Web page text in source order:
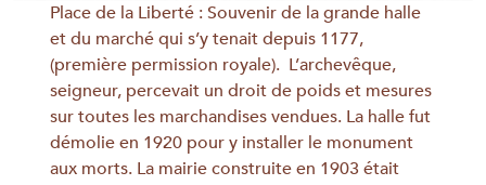
Place de la Liberté : Souvenir de la grande halle
et du marché qui s’y tenait depuis 1177,
(première permission royale). L’archevêque,
seigneur, percevait un droit de poids et mesures
sur toutes les marchandises vendues. La halle fut
démolie en 1920 pour y installer le monument
aux morts. La mairie construite en 1903 était